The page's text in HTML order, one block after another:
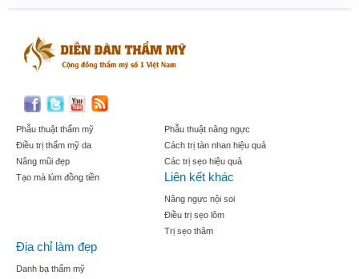
Phẫu thuật thẩm mỹ
Điều trị thẩm mỹ da
Nâng mũi đẹp
Tạo mà lúm đồng tiền
Phẫu thuật nâng ngực
Cách trị tàn nhan hiệu quả
Các trị sẹo hiệu quả
Liên kết khác
Nâng ngực nội soi
Điều trị sẹo lõm
Trị sẹo thâm
Địa chỉ làm đẹp
Danh bạ thẩm mỹ